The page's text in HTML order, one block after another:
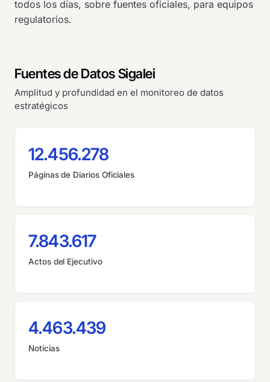
todos los días, sobre fuentes oficiales, para equipos
regulatorios.
Fuentes de Datos Sigalei
Amplitud y profundidad en el monitoreo de datos
estratégicos
12.456.278
Páginas de Diarios Oficiales
7.843.617
Actos del Ejecutivo
4.463.439
Noticias